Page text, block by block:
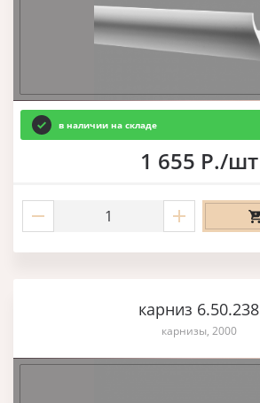
в наличии на складе
1 655 Р./шт
карниз 6.50.238
карнизы, 2000